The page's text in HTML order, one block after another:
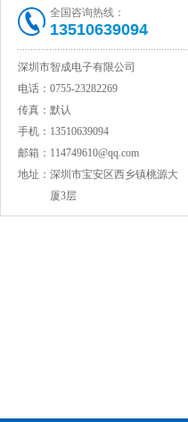
全国咨询热线：
13510639094
深圳市智成电子有限公司
电话： 0755-23282269
传真： 默认
手机： 13510639094
邮箱： 114749610@qq.com
地址： 深圳市宝安区西乡镇桃源大
厦3层